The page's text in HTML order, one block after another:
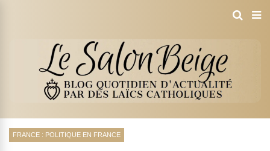
FRANCE : POLITIQUE EN FRANCE